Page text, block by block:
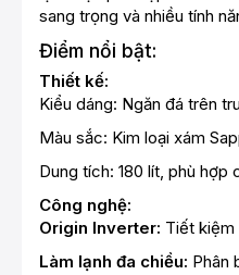
sang trọng và nhiều tính
Điểm nổi bật:
Thiết kế:
Kiểu dáng: Ngăn đá trên
Màu sắc: Kim loại xám
Dung tích: 180 lít, phù hợp
Công nghệ:
Origin Inverter: Tiết kiệm
Làm lạnh đa chiều: Phân